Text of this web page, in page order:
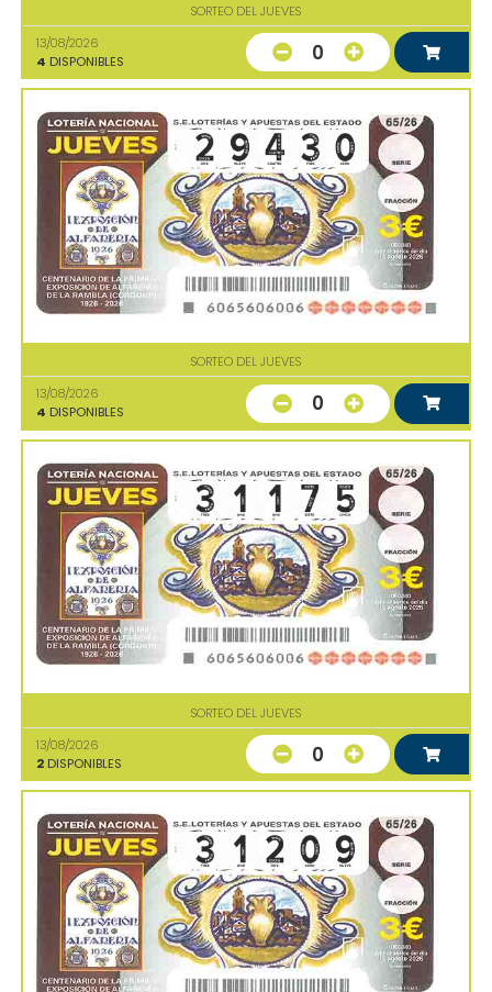
SORTEO DEL JUEVES
13/08/2026
4 DISPONIBLES 0
SORTEO DEL JUEVES
13/08/2026
4 DISPONIBLES 0
SORTEO DEL JUEVES
13/08/2026
2 DISPONIBLES 0